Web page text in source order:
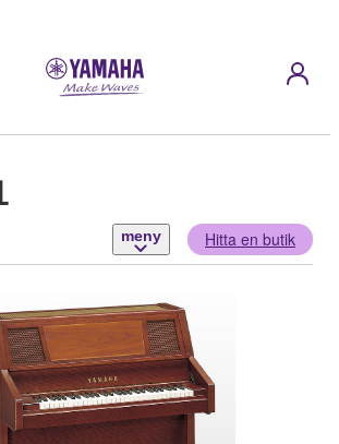
meny Hitta en butik